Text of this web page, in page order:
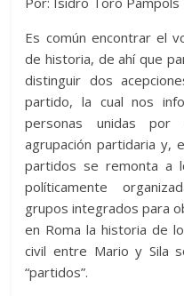
p
p
o
k
ar
ti
r
Es común encontrar el
de historia, de ahí que
distinguir dos
partido, la cual nos
personas unidas
agrupación partidaria y,
partidos se remonta a
políticamente
grupos integrados para
en Roma la historia de
civil entre Mario y Sila
“partidos”.